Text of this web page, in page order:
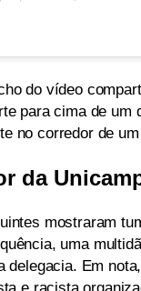
do vídeo
para cima de um
no corredor de
da
mostraram
uma
delegacia. Em
e racista